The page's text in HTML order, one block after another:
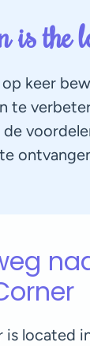
is the
keer
te
is located